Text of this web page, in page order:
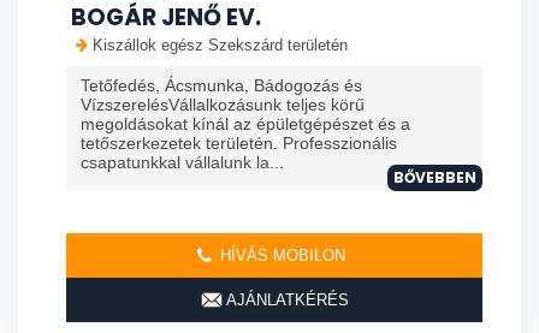
BOGÁR JENŐ EV.
Kiszállok egész Szekszárd területén
Tetőfedés, Ácsmunka, Bádogozás és
VízszerelésVállalkozásunk teljes körű
megoldásokat kínál az épületgépészet és a
tetőszerkezetek területén. Professzionális
csapatunkkal vállalunk la...
BŐVEBBEN
HÍVÁS MOBILON
AJÁNLATKÉRÉS